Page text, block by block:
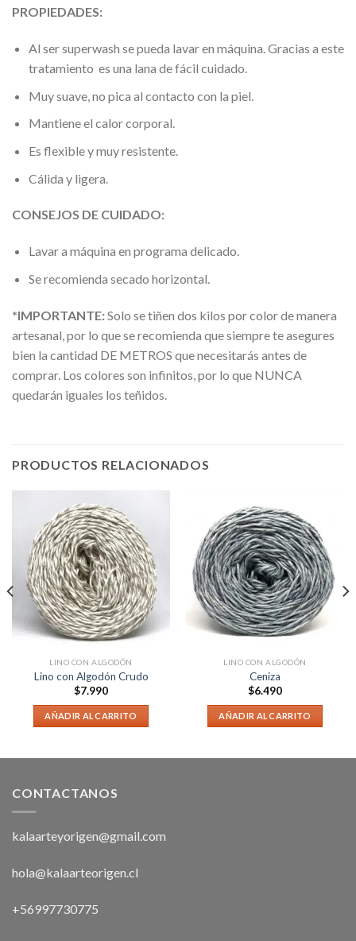
PROPIEDADES:
Al ser superwash se pueda lavar en máquina. Gracias a este
tratamiento es una lana de fácil cuidado.
Muy suave, no pica al contacto con la piel.
Mantiene el calor corporal.
Es flexible y muy resistente.
Cálida y ligera.
CONSEJOS DE CUIDADO:
Lavar a máquina en programa delicado.
Se recomienda secado horizontal.
*IMPORTANTE:Solo se tiñen dos kilos por color de manera
artesanal, por lo que se recomienda que siempre te asegures
bien la cantidad DE METROS que necesitarás antes de
comprar. Los colores son infinitos, por lo que NUNCA
quedarán iguales los teñidos.
PRODUCTOS RELACIONADOS
LINO CON ALGODÓN
Lino con Algodón Crudo
$7.990
AÑADIR AL CARRITO
LINO CON ALGODÓN
Ceniza
$6.490
AÑADIR AL CARRITO
CONTACTANOS
kalaarteyorigen@gmail.com
hola@kalaarteorigen.cl
+56997730775